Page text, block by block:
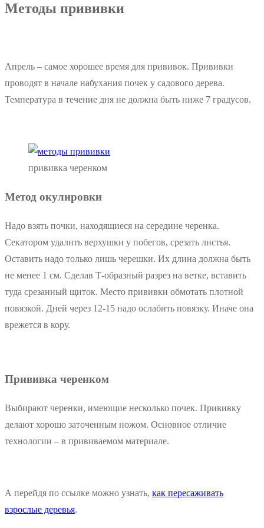
Методы прививки
Апрель – самое хорошее время для прививок. Прививки
проводят в начале набухания почек у садового дерева.
Температура в течение дня не должна быть ниже 7 градусов.
прививка черенком
Метод окулировки
Надо взять почки, находящиеся на середине черенка.
Секатором удалить верхушки у побегов, срезать листья.
Оставить надо только лишь черешки. Их длина должна быть
не менее 1 см. Сделав Т-образный разрез на ветке, вставить
туда срезанный щиток. Место прививки обмотать плотной
повязкой. Дней через 12-15 надо ослабить повязку. Иначе она
врежется в кору.
Прививка черенком
Выбирают черенки, имеющие несколько почек. Прививку
делают хорошо заточенным ножом. Основное отличие
технологии – в прививаемом материале.
А перейдя по ссылке можно узнать, как пересаживать
взрослые деревья.